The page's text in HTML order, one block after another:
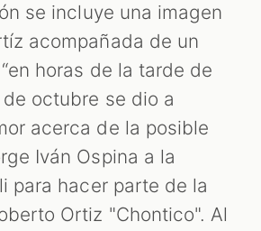
se incluye una imagen
acompañada de un
horas de la tarde de
octubre se dio a
acerca de la posible
Iván Ospina a la
para hacer parte de la
Ortiz "Chontico". Al